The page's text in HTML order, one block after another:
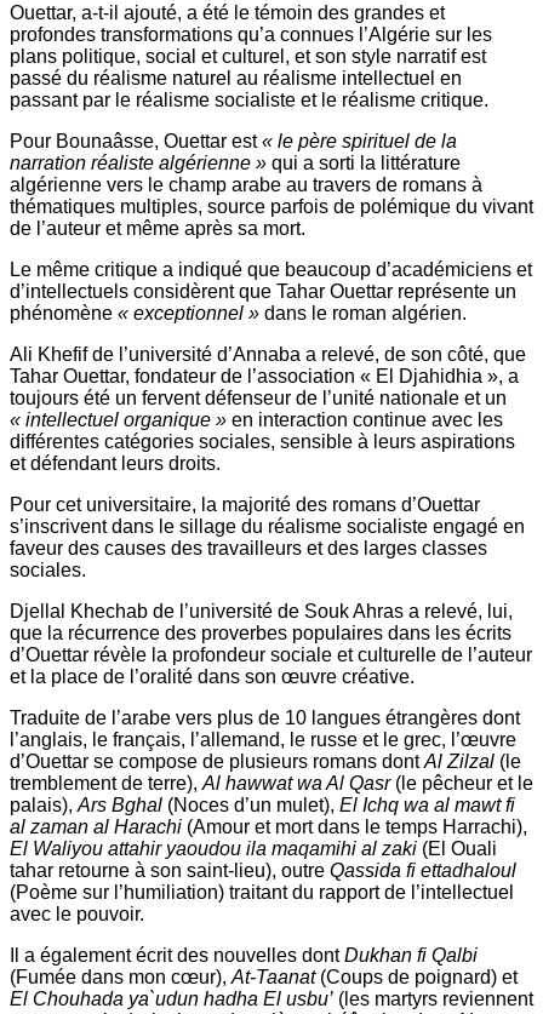
Ouettar, a-t-il ajouté, a été le témoin des grandes et
profondes transformations qu’a connues l’Algérie sur les
plans politique, social et culturel, et son style narratif est
passé du réalisme naturel au réalisme intellectuel en
passant par le réalisme socialiste et le réalisme critique.
Pour Bounaâsse, Ouettar est« le père spirituel de la
narration réaliste algérienne » qui a sorti la littérature
algérienne vers le champ arabe au travers de romans à
thématiques multiples, source parfois de polémique du vivant
de l’auteur et même après sa mort.
Le même critique a indiqué que beaucoup d’académiciens et
d’intellectuels considèrent que Tahar Ouettar représente un
phénomène « exceptionnel » dans le roman algérien.
Ali Khefif de l’université d’Annaba a relevé, de son côté, que
Tahar Ouettar, fondateur de l’association « El Djahidhia », a
toujours été un fervent défenseur de l’unité nationale et un
« intellectuel organique » en interaction continue avec les
différentes catégories sociales, sensible à leurs aspirations
et défendant leurs droits.
Pour cet universitaire, la majorité des romans d’Ouettar
s’inscrivent dans le sillage du réalisme socialiste engagé en
faveur des causes des travailleurs et des larges classes
sociales.
Djellal Khechab de l’université de Souk Ahras a relevé, lui,
que la récurrence des proverbes populaires dans les écrits
d’Ouettar révèle la profondeur sociale et culturelle de l’auteur
et la place de l’oralité dans son œuvre créative.
Traduite de l’arabe vers plus de 10 langues étrangères dont
l’anglais, le français, l’allemand, le russe et le grec, l’œuvre
d’Ouettar se compose de plusieurs romans dontAl Zilzal (le
tremblement de terre), Al hawwat wa Al Qasr(le pêcheur et le
palais), Ars Bghal (Noces d’un mulet), El Ichq wa al mawt fi
al zaman al Harachi (Amour et mort dans le temps Harrachi),
El Waliyou attahir yaoudou ila maqamihi al zaki (El Ouali
tahar retourne à son saint-lieu), outre Qassida fi ettadhaloul
(Poème sur l’humiliation) traitant du rapport de l’intellectuel
avec le pouvoir.
Il a également écrit des nouvelles dontDukhan fi Qalbi
(Fumée dans mon cœur), At-Taanat(Coups de poignard) et
El Chouhada ya`udun hadha El usbu’ (les martyrs reviennent